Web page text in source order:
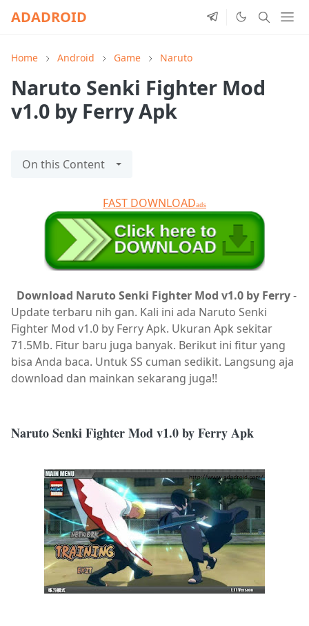
ADADROID
Home Android Game Naruto
Naruto Senki Fighter Mod
v1.0 by Ferry Apk
On this Content
FAST DOWNLOADads
Download Naruto Senki Fighter Mod v1.0 by Ferry-
Update terbaru nih gan. Kali ini ada Naruto Senki
Fighter Mod v1.0 by Ferry Apk. Ukuran Apk sekitar
71.5Mb. Fitur baru juga banyak. Berikut ini fitur yang
bisa Anda baca. Untuk SS cuman sedikit. Langsung aja
download dan mainkan sekarang juga!!
Naruto Senki Fighter Mod v1.0 by Ferry Apk